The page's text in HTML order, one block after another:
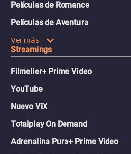
Películas de Romance
Películas de Aventura
Ver más
Streamings
Filmelier+ Prime Video
YouTube
Nuevo ViX
Totalplay On Demand
Adrenalina Pura+ Prime Video